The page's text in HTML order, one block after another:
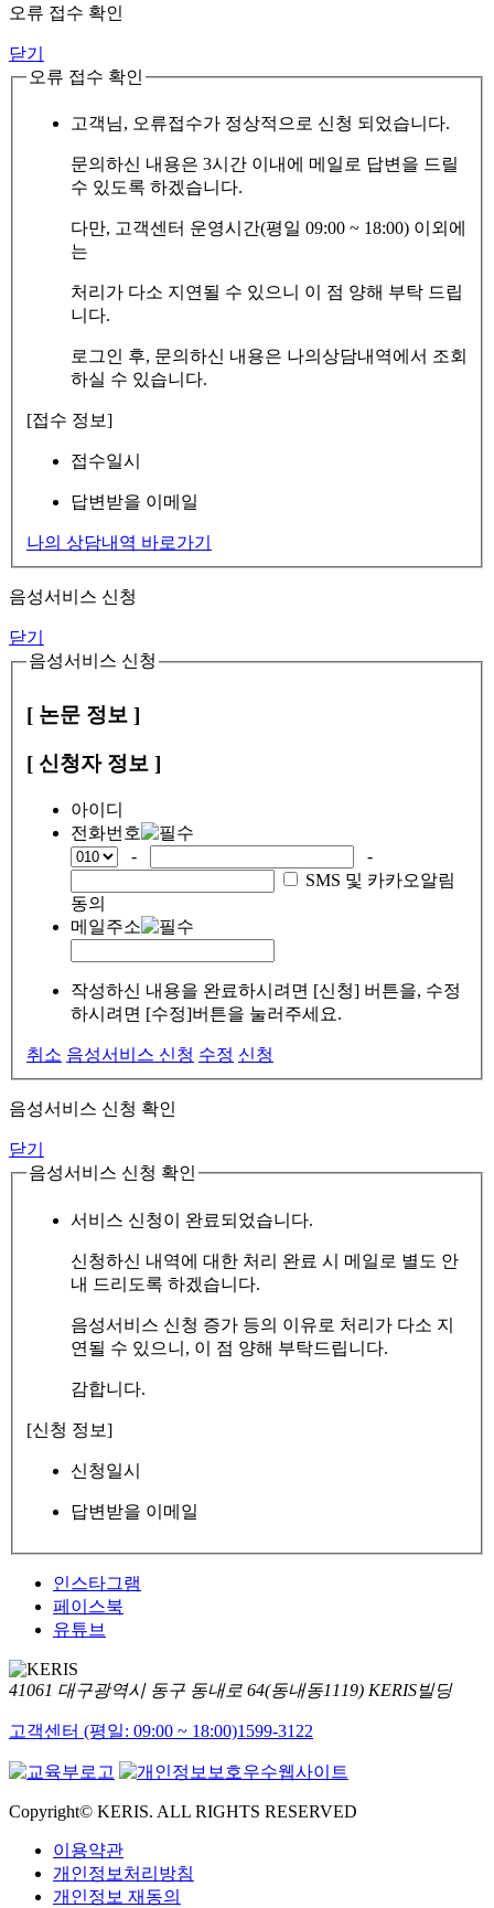
오류 접수 확인
닫기
오류 접수 확인
고객님, 오류접수가 정상적으로 신청 되었습니다.
문의하신 내용은 3시간 이내에 메일로 답변을 드릴
수 있도록 하겠습니다.
다만, 고객센터 운영시간(평일 09:00 ~ 18:00) 이외에
는
처리가 다소 지연될 수 있으니 이 점 양해 부탁 드립
니다.
로그인 후, 문의하신 내용은 나의상담내역에서 조회
하실 수 있습니다.
[접수 정보]
접수일시
답변받을 이메일
나의 상담내역 바로가기
음성서비스 신청
닫기
음성서비스 신청
[ 논문 정보 ]
[ 신청자 정보 ]
아이디
전화번호
-
-
SMS 및 카카오알림
동의
메일주소
작성하신 내용을 완료하시려면 [신청] 버튼을, 수정
하시려면 [수정]버튼을 눌러주세요.
취소 음성서비스 신청 수정 신청
음성서비스 신청 확인
닫기
음성서비스 신청 확인
서비스 신청이 완료되었습니다.
신청하신 내역에 대한 처리 완료 시 메일로 별도 안
내 드리도록 하겠습니다.
음성서비스 신청 증가 등의 이유로 처리가 다소 지
연될 수 있으니, 이 점 양해 부탁드립니다.
감합니다.
[신청 정보]
신청일시
답변받을 이메일
인스타그램
페이스북
유튜브
41061 대구광역시 동구 동내로 64(동내동1119) KERIS빌딩
고객센터 (평일: 09:00 ~ 18:00)1599-3122
Copyright© KERIS. ALL RIGHTS RESERVED
이용약관
개인정보처리방침
개인정보 재동의